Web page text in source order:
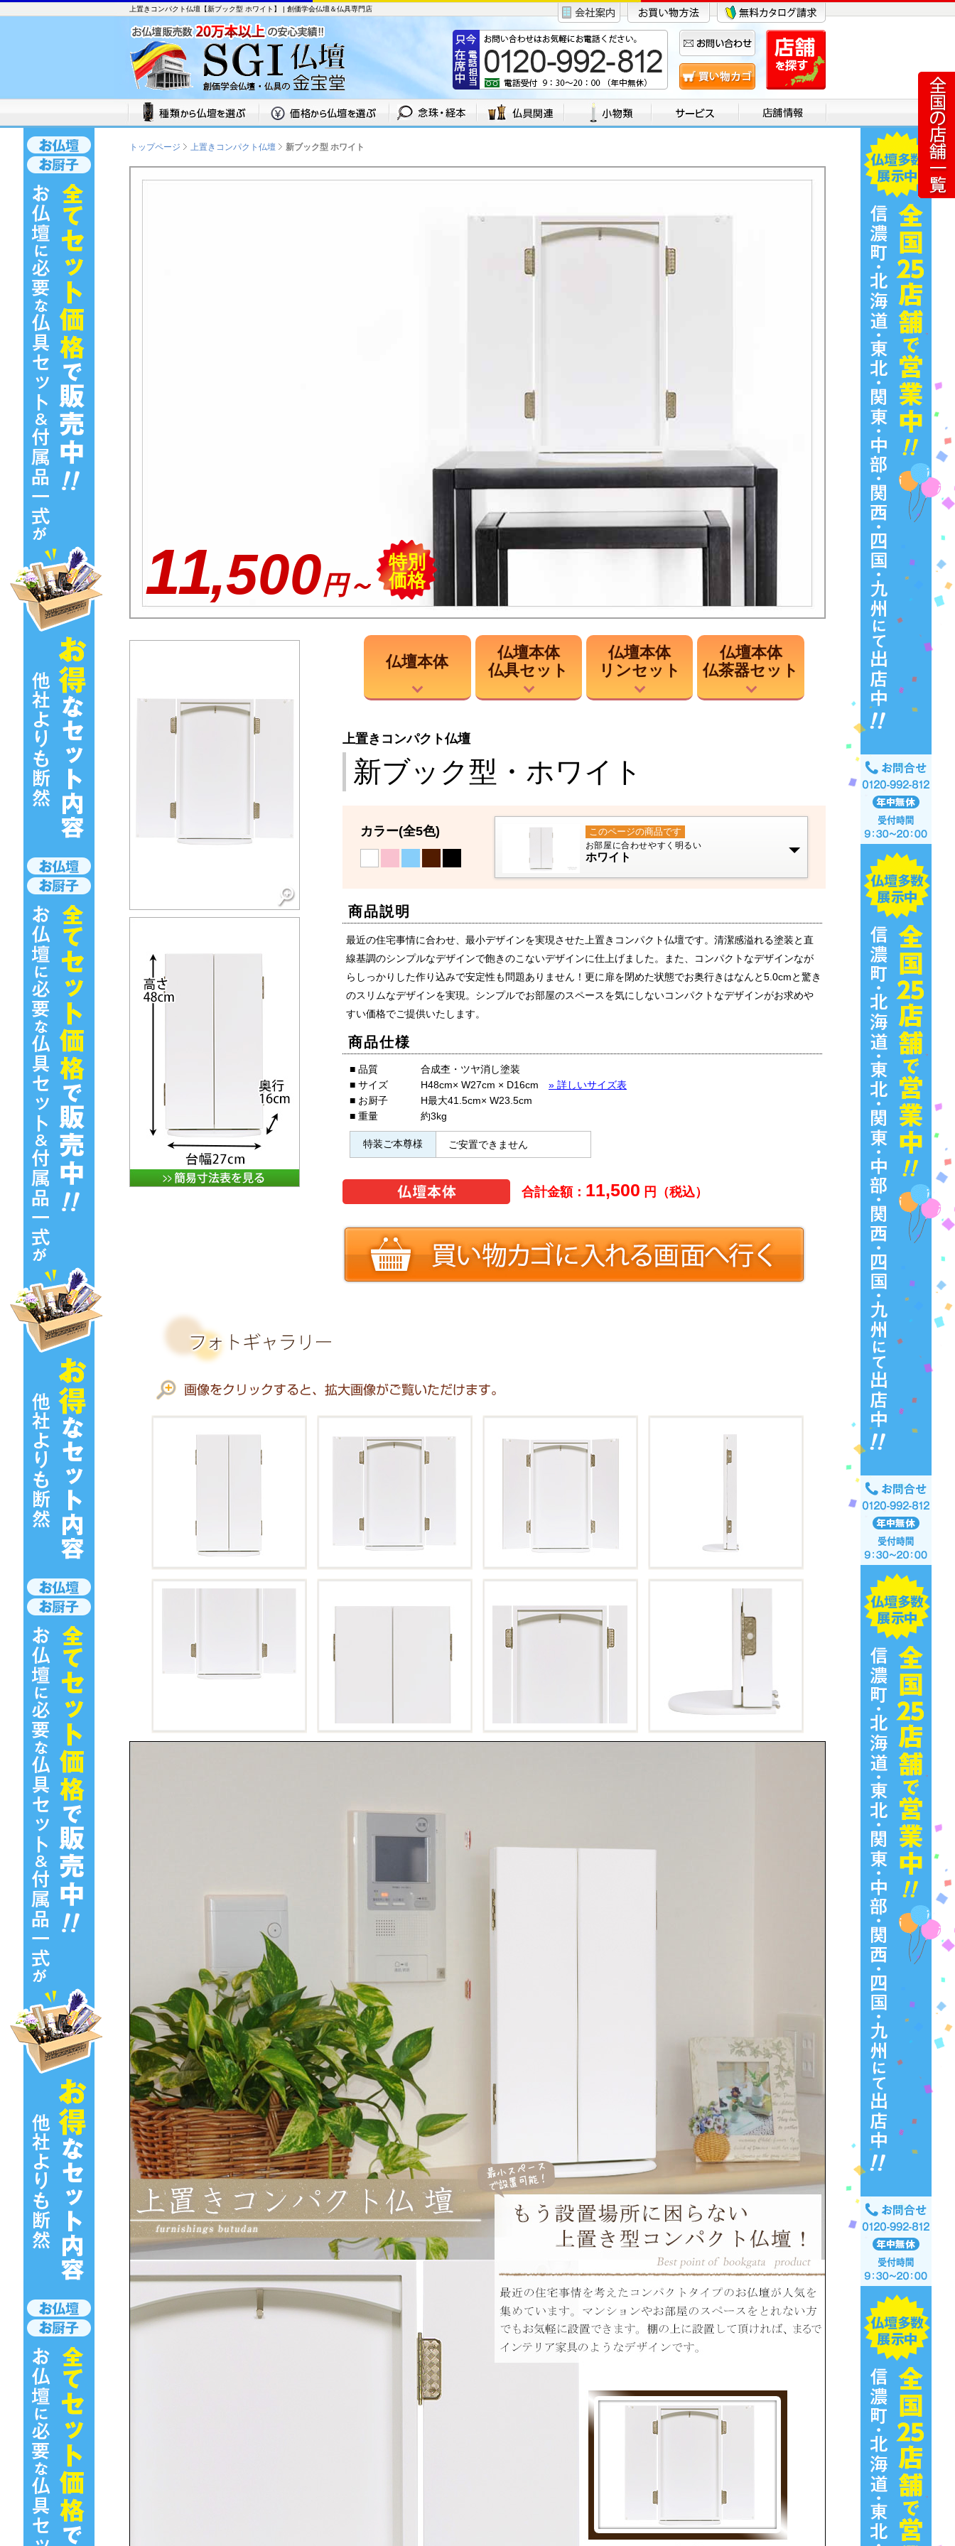
上置きコンパクト仏壇【新ブック型 ホワイト】 | 創価学会仏壇＆仏具専門店
トップページ 上置きコンパクト仏壇 新ブック型 ホワイト
11,500円～
特別
価格
仏壇本体
仏壇本体
仏具セット
仏壇本体
リンセット
仏壇本体
仏茶器セット
上置きコンパクト仏壇
新ブック型・ホワイト
カラー(全5色) このページの商品です
お部屋に合わせやすく明るい
ホワイト
商品説明
最近の住宅事情に合わせ、最小デザインを実現させた上置きコンパクト仏壇です。清潔感溢れる塗装と直
線基調のシンプルなデザインで飽きのこないデザインに仕上げました。また、コンパクトなデザインなが
らしっかりした作り込みで安定性も問題ありません！更に扉を閉めた状態でお奥行きはなんと5.0cmと驚き
のスリムなデザインを実現。シンプルでお部屋のスペースを気にしないコンパクトなデザインがお求めや
すい価格でご提供いたします。
商品仕様
■ 品質
合成杢・ツヤ消し塗装
■ サイズ
H48cm× W27cm × D16cm » 詳しいサイズ表
■ お厨子
H最大41.5cm× W23.5cm
■ 重量
約3kg
特装ご本尊様 ご安置できません
合計金額： 11,500 円（税込）